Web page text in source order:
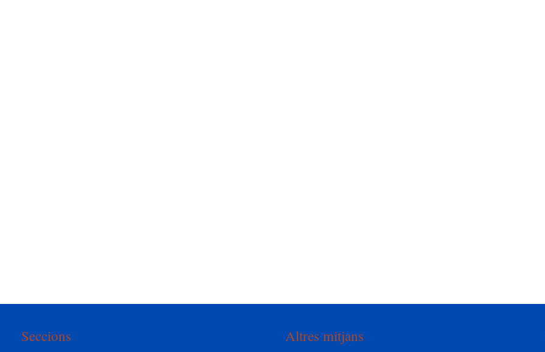
Seccions Altres mitjans